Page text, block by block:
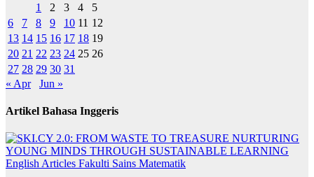
1
2 3 4
5
6
7 8 9 10 11 12
13 14 15 16 17 18 19
20 21 22 23 24 25 26
27 28 29 30 31
« Apr
Jun »
Artikel Bahasa Inggeris
English Articles Fakulti Sains Matematik